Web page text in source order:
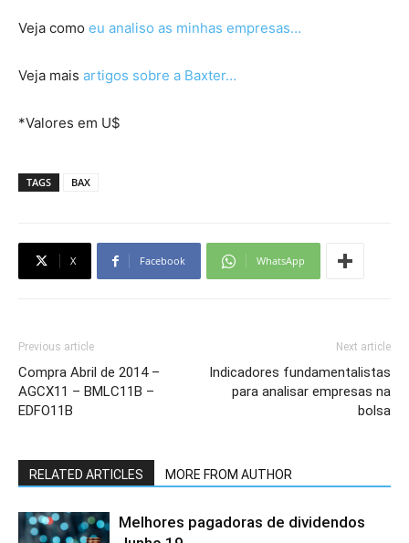
Veja como eu analiso as minhas empresas…
Veja mais artigos sobre a Baxter…
*Valores em U$
TAGS BAX
X Facebook WhatsApp
Previous article
Compra Abril de 2014 –
AGCX11 – BMLC11B –
EDFO11B
Next article
Indicadores fundamentalistas
para analisar empresas na
bolsa
RELATED ARTICLES MORE FROM AUTHOR
Melhores pagadoras de dividendos